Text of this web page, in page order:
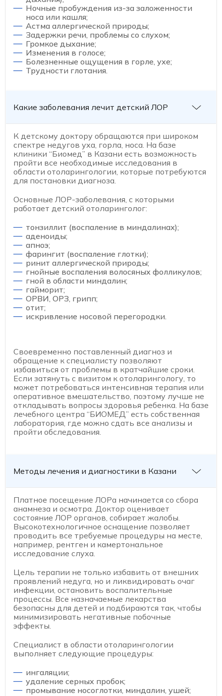
Ночные пробуждения из-за заложенности
носа или кашля;
Астма аллергической природы;
Задержки речи, проблемы со слухом;
Громкое дыхание;
Изменения в голосе;
Болезненные ощущения в горле, ухе;
Трудности глотания.
Какие заболевания лечит детский ЛОР
К детскому доктору обращаются при широком
спектре недугов уха, горла, носа. На базе
клиники “Биомед” в Казани есть возможность
пройти все необходимые исследования в
области отоларингологии, которые потребуются
для постановки диагноза.
Основные ЛОР-заболевания, с которыми
работает детский отоларинголог:
тонзиллит (воспаление в миндалинах);
аденоиды;
апноэ;
фарингит (воспаление глотки);
ринит аллергической природы;
гнойные воспаления волосяных фолликулов;
гной в области миндалин;
гайморит;
ОРВИ, ОРЗ, грипп;
отит;
искривление носовой перегородки.
Своевременно поставленный диагноз и
обращение к специалисту позволяют
избавиться от проблемы в кратчайшие сроки.
Если затянуть с визитом к отоларингологу, то
может потребоваться интенсивная терапия или
оперативное вмешательство, поэтому лучше не
откладывать вопросы здоровья ребенка. На базе
лечебного центра “БИОМЕД” есть собственная
лаборатория, где можно сдать все анализы и
пройти обследования.
Методы лечения и диагностики в Казани
Платное посещение ЛОРа начинается со сбора
анамнеза и осмотра. Доктор оценивает
состояние ЛОР органов, собирает жалобы.
Высокотехнологичное оснащение позволяет
проводить все требуемые процедуры на месте,
например, рентген и камертональное
исследование слуха.
Цель терапии не только избавить от внешних
проявлений недуга, но и ликвидировать очаг
инфекции, остановить воспалительные
процессы. Все назначаемые лекарства
безопасны для детей и подбираются так, чтобы
минимизировать негативные побочные
эффекты.
Специалист в области отоларингологии
выполняет следующие процедуры:
ингаляции;
удаление серных пробок;
промывание носоглотки, миндалин, ушей;